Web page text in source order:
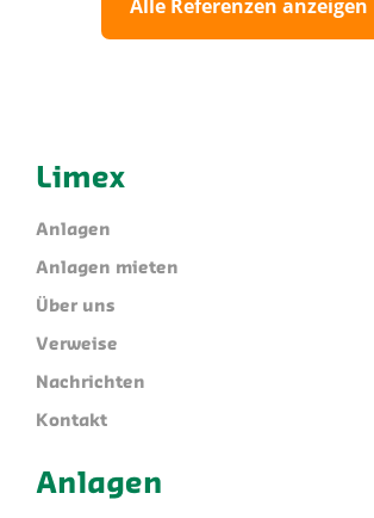
Alle Referenzen anzeigen
Limex
Anlagen
Anlagen mieten
Über uns
Verweise
Nachrichten
Kontakt
Anlagen